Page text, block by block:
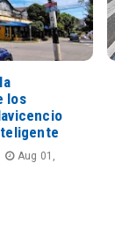
los
Aug 01,